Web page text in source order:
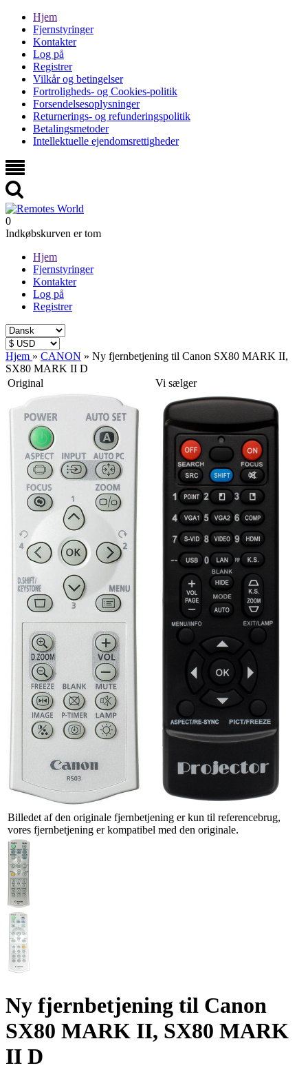
Hjem
Fjernstyringer
Kontakter
Log på
Registrer
Vilkår og betingelser
Fortroligheds- og Cookies-politik
Forsendelsesoplysninger
Returnerings- og refunderingspolitik
Betalingsmetoder
Intellektuelle ejendomsrettigheder
0
Indkøbskurven er tom
Hjem
Fjernstyringer
Kontakter
Log på
Registrer
Hjem » CANON » Ny fjernbetjening til Canon SX80 MARK II,
SX80 MARK II D
Original
Vi sælger
Billedet af den originale fjernbetjening er kun til referencebrug,
vores fjernbetjening er kompatibel med den originale.
Ny fjernbetjening til Canon
SX80 MARK II, SX80 MARK
II D